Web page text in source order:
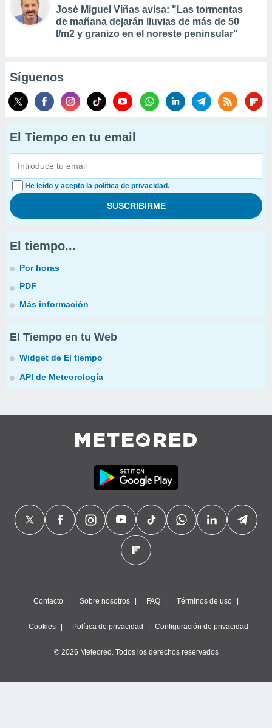
José Miguel Viñas avisa: "Las tormentas
de mañana dejarán lluvias de más de 50
l/m2 y granizo en el noreste peninsular"
Síguenos
El Tiempo en tu email
He leído y acepto la política de privacidad.
El tiempo...
Por horas
PDF
Más información
El Tiempo en tu Web
Widget de El tiempo
API de Meteorología
Contacto Sobre nosotros FAQ Términos de uso
Cookies Política de privacidad Configuración de privacidad
© 2026 Meteored. Todos los derechos reservados